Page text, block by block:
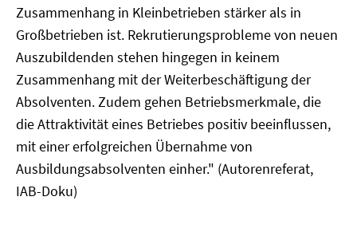
Zusammenhang in Kleinbetrieben stärker als in
Großbetrieben ist. Rekrutierungsprobleme von neuen
Auszubildenden stehen hingegen in keinem
Zusammenhang mit der Weiterbeschäftigung der
Absolventen. Zudem gehen Betriebsmerkmale, die
die Attraktivität eines Betriebes positiv beeinflussen,
mit einer erfolgreichen Übernahme von
Ausbildungsabsolventen einher." (Autorenreferat,
IAB-Doku)